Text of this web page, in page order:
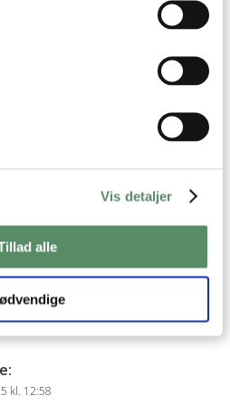
Vis detaljer
alle
Hvordan kan jeg undgå det? ?
flydende – begge gange. Jeg
læses sådan, at man skal bruge
halv appelsin. Det er alt for
brugte jeg ikke. Alligevel blev
:
kl. 12:58